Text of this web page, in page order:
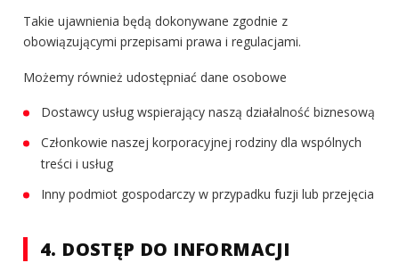
Takie ujawnienia będą dokonywane zgodnie z
obowiązującymi przepisami prawa i regulacjami.
Możemy również udostępniać dane osobowe
Dostawcy usług wspierający naszą działalność biznesową
Członkowie naszej korporacyjnej rodziny dla wspólnych
treści i usług
Inny podmiot gospodarczy w przypadku fuzji lub przejęcia
4. DOSTĘP DO INFORMACJI